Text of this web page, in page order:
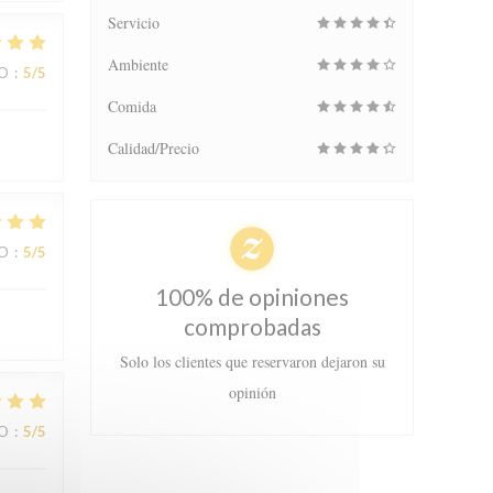
: 5/5
: 5/5
: 5/5
Servicio
Ambiente
Comida
Calidad/Precio
100% de opiniones
comprobadas
Solo los clientes que reservaron dejaron su
opinión